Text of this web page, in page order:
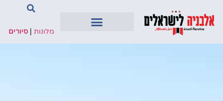
מלונות |סיורים